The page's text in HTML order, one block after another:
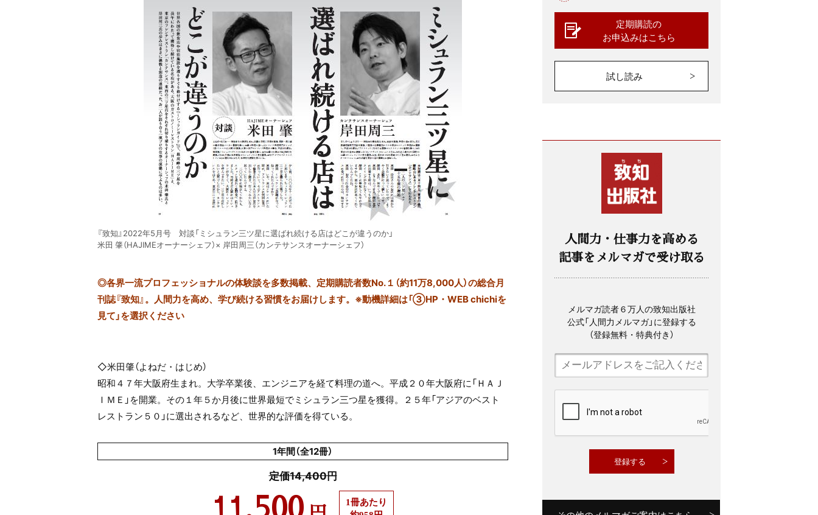
『致知』2022年5月号 対談「ミシュラン三ツ星に選ばれ続ける店はどこが違うのか」
米田 肇（HAJIMEオーナーシェフ）× 岸田周三（カンテサンスオーナーシェフ）
◎各界一流プロフェッショナルの体験談を多数掲載、定期購読者数No.１（約11万8,000人）の総合月
刊誌『致知』。人間力を高め、学び続ける習慣をお届けします。※動機詳細は「③HP・WEB chichiを
見て」を選択ください
◇米田肇（よねだ・はじめ）
昭和４７年大阪府生まれ。大学卒業後、エンジニアを経て料理の道へ。平成２０年大阪府に「ＨＡＪ
ＩＭＥ」を開業。その１年５か月後に世界最短でミシュラン三つ星を獲得。２５年「アジアのベスト
レストラン５０」に選出されるなど、世界的な評価を得ている。
1年間（全12冊）
定価14,400円
11,500
1冊あたり
定期購読の
お申込みはこちら
試し読み
人間力・仕事力を高める
記事をメルマガで受け取る
メルマガ読者６万人の致知出版社
公式「人間力メルマガ」に登録する
（登録無料・特典付き）